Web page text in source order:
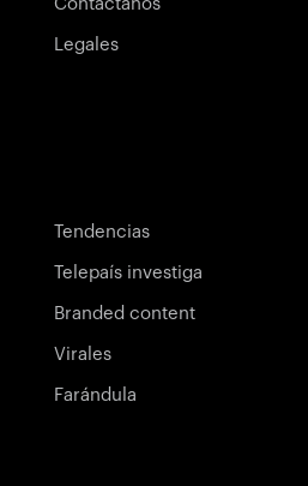
Contáctanos
Legales
Tendencias
Telepaís investiga
Branded content
Virales
Farándula